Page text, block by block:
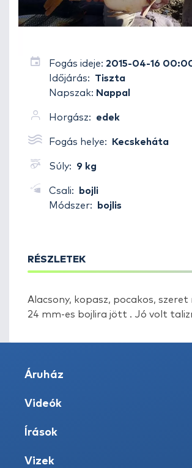
Fogás ideje: 2015-04-16
Időjárás:
Tiszta
Napszak: Nappal
Horgász: edek
Fogás helye: Kecskeháta
Súly: 9 kg
Csali:
bojli
Módszer:
bojlis
RÉSZLETEK
Alacsony, kopasz, pocakos, szeret
24 mm-es bojlira jött . Jó volt
Áruház
Videók
Írások
Vizek